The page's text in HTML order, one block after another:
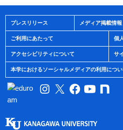
プレスリリース メディア掲載情報
ご利用にあたって 個
アクセシビリティについて サ
本学におけるソーシャルメディアの利用につい